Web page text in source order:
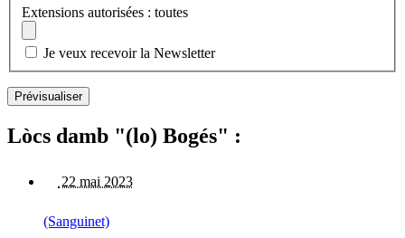
Extensions autorisées : toutes
Je veux recevoir la Newsletter
Lòcs damb "(lo) Bogés" :
22 mai 2023
(Sanguinet)